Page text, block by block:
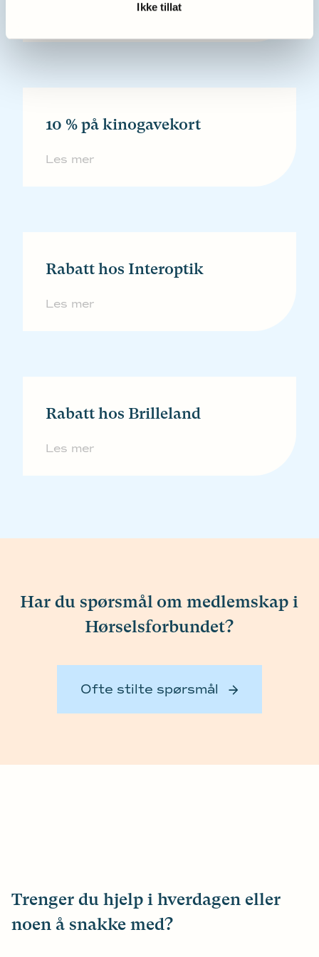
Ikke tillat
10 % på kinogavekort
Les mer
Rabatt hos Interoptik
Les mer
Rabatt hos Brilleland
Les mer
Har du spørsmål om medlemskap i
Hørselsforbundet?
Ofte stilte spørsmål
Trenger du hjelp i hverdagen eller
noen å snakke med?